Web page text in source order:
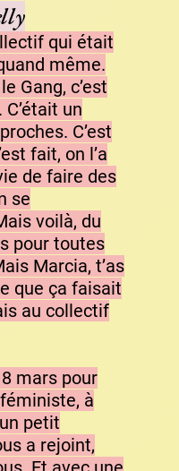
qui était
même.
Gang, c’est
un
C’est
fait, on l’a
de faire des
se
voilà, du
pour toutes
Marcia, t’as
que ça faisait
au collectif
mars pour
à
petit
a rejoint,